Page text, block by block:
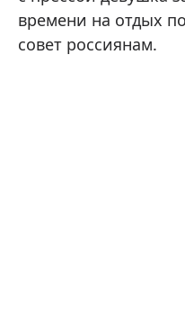
времени на отдых
совет россиянам.